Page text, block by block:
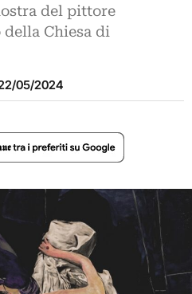
del pittore
Chiesa di
05/2024